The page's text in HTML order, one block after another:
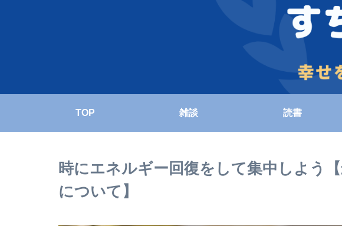
TOP 雑談 読書
時にエネルギー回復をして集中しよう
について】